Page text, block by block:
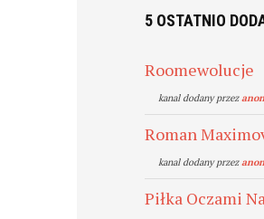
5 OSTATNIO
Roomewolucje
kanal dodany przez
Roman
kanal dodany przez
Piłka Oczami